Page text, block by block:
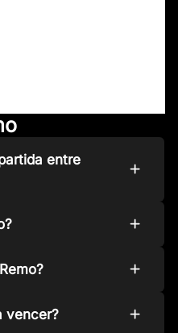
entre
vencer?